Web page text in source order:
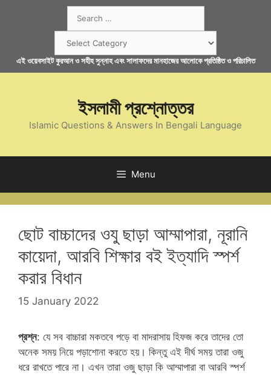
for:
এই ওয়েবসাইট কুরআন ও সহীহ সুন্নাহ এবং সালাফদের মানহাজের আলোকে প্রতিষ্ঠিত ও পরিচালিত
ইসলামী প্রশ্নোত্তর
Islamic Questions & Answers In Bengali Language
Menu
ছোট বাচ্চাদের ওযু ছাড়া আম্মাপারা, নূরানি
কায়েদা, আরবি শিক্ষার বই ইত্যাদি স্পর্শ
করার বিধান
15 January 2022
প্রশ্ন: যে সব বাচ্চারা মকতবে পড়ে বা মাদরাসায় হিফজ করে তাদের তো
অনেক সময় নিয়ে পড়াশোনা করতে হয়। কিন্তু এই দীর্ঘ সময় তারা ওজু
ধরে রাখতে পারে না। এখন তারা ওজু ছাড়া কি আম্মাপারা বা আরবি স্পর্শ